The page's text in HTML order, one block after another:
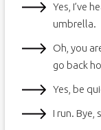
Yes, I’ve
umbrella.
Oh, you
go back
Yes, be
I run. Bye,